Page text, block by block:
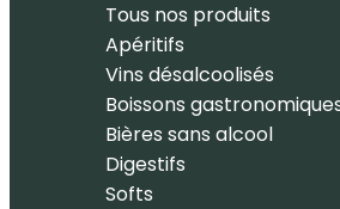
Tous nos produits
Apéritifs
Vins désalcoolisés
Boissons
Bières sans alcool
Digestifs
Softs